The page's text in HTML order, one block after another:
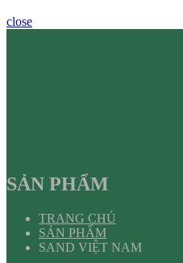
close
SẢN PHẨM
TRANG CHỦ
SẢN PHẨM
SAND VIỆT NAM